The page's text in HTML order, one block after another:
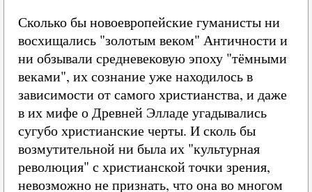
Сколько бы новоевропейские гуманисты ни
восхищались "золотым веком" Античности и
ни обзывали средневековую эпоху "тёмными
веками", их сознание уже находилось в
зависимости от самого христианства, и даже
в их мифе о Древней Элладе угадывались
сугубо христианские черты. И сколь бы
возмутительной ни была их "культурная
революция" с христианской точки зрения,
невозможно не признать, что она во многом